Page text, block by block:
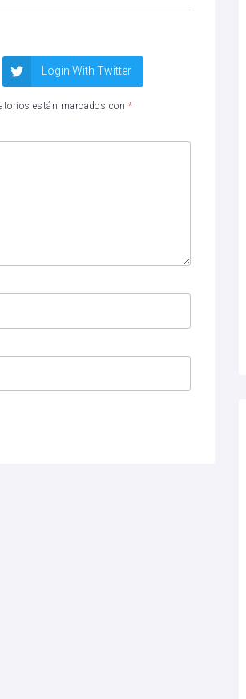
Login With Twitter
están marcados con *